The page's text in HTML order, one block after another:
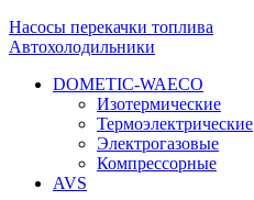
Насосы перекачки топлива
Автохолодильники
DOMETIC-WAECO
Изотермические
Термоэлектрические
Электрогазовые
Компрессорные
AVS